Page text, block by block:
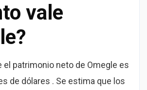
vale
el patrimonio neto de Omegle es
de dólares . Se estima que los